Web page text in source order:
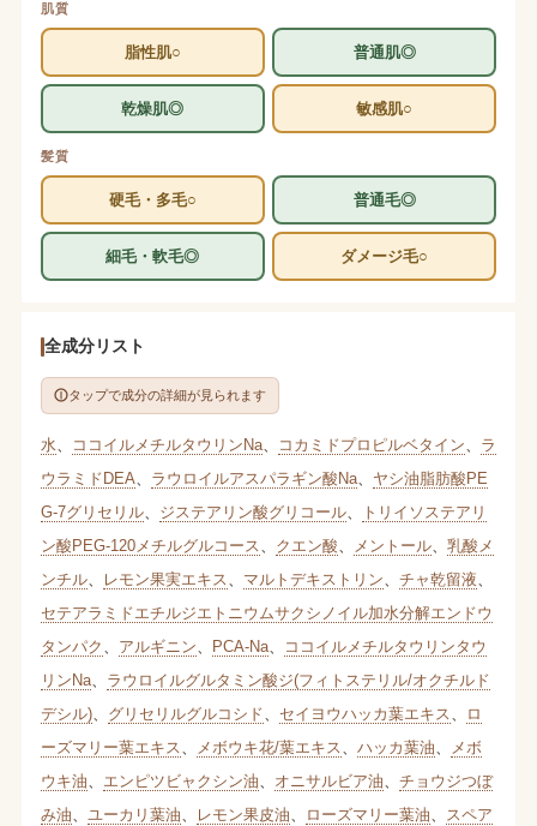
肌質
脂性肌○ 普通肌◎
乾燥肌◎ 敏感肌○
髪質
硬毛・多毛○ 普通毛◎
細毛・軟毛◎ ダメージ毛○
全成分リスト
タップで成分の詳細が見られます
水 ココイルメチルタウリンNa、 コカミドプロピルベタイン
ラ
ウラミドDEA
ラウロイルアスパラギン酸Na、 ヤシ油脂肪酸PE
G-7グリセリル、 ジステアリン酸グリコール、
トリイソステアリ
ン酸PEG-120メチルグルコース
クエン酸 メントール、 乳酸メ
ンチル、 レモン果実エキス マルトデキストリン チャ乾留液
セテアラミドエチルジエトニウムサクシノイル加水分解エンドウ
タンパク
アルギニン PCA-Na、
ココイルメチルタウリンタウ
リンNa、 ラウロイルグルタミン酸ジ(フィトステリル/オクチルド
デシル)、 グリセリルグルコシド セイヨウハッカ葉エキス
ロ
ーズマリー葉エキス
メボウキ花/葉エキス ハッカ葉油
メボ
ウキ油
エンピツビャクシン油 オニサルビア油
チョウジつぼ
み油
ユーカリ葉油 レモン果皮油 ローズマリー葉油
スペア